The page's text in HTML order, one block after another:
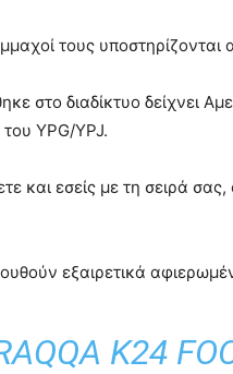
τους
στο διαδίκτυο δείχνει
YPG/YPJ.
και εσείς με τη σειρά
εξαιρετικά
K24